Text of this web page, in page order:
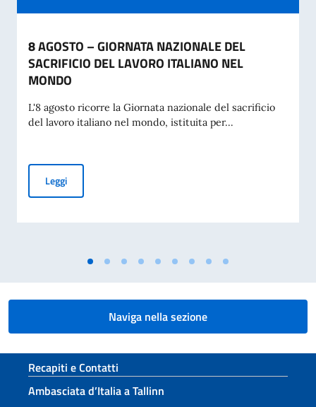
8 AGOSTO – GIORNATA NAZIONALE DEL
SACRIFICIO DEL LAVORO ITALIANO NEL
MONDO
L'8 agosto ricorre la Giornata nazionale del sacrificio
del lavoro italiano nel mondo, istituita per...
Leggi8 AGOSTO – GIORNATA NAZIONALE DEL SACRIFICIO DEL
Naviga nella sezione
Sezione footer
Recapiti e Contatti
Ambasciata d’Italia a Tallinn